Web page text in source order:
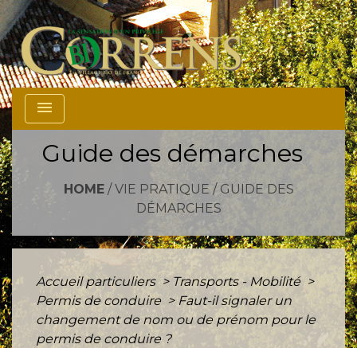
menu
Guide des démarches
HOME/ VIE PRATIQUE / GUIDE DES
DÉMARCHES
Accueil particuliers > Transports - Mobilité >
Permis de conduire > Faut-il signaler un
changement de nom ou de prénom pour le
permis de conduire ?